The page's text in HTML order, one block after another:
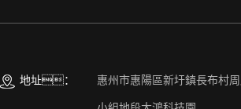
地址： 惠州市惠陽區新圩鎮長布村